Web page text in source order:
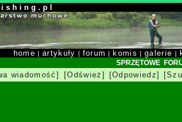
s h i n g . p l
home |artykuły | forum | komis |galerie |
SPRZĘTOWE
wiadomość] [Odśwież] [Odpowiedz]